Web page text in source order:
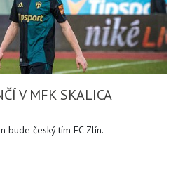
V MFK SKALICA
bude český tím FC Zlín.